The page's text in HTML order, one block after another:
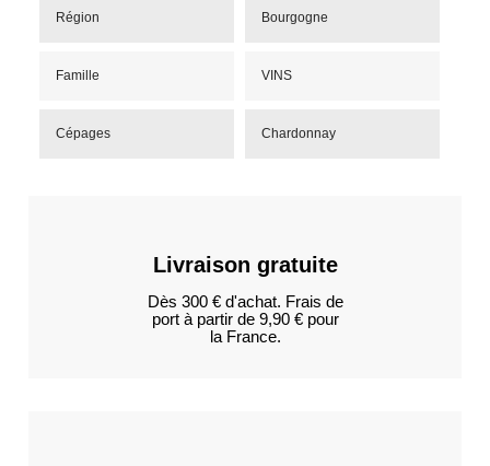
Région Bourgogne
Famille VINS
Cépages Chardonnay
Livraison gratuite
Dès 300 € d'achat. Frais de
port à partir de 9,90 € pour
la France.